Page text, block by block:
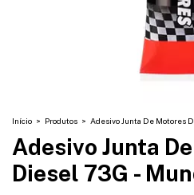
Início > Produtos > Adesivo Junta De Motores
Adesivo Junta
Diesel 73G -